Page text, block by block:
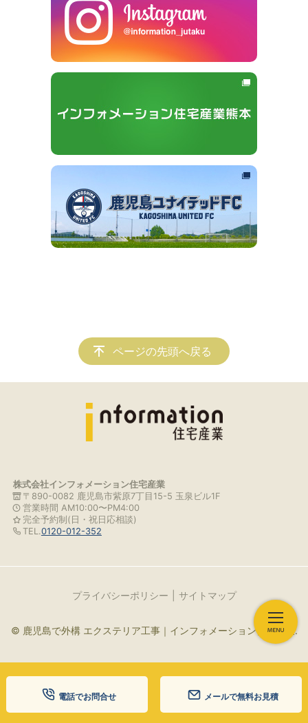
電話でお問合せ メールで無料お見積
ページの先頭へ戻る
株式会社インフォメーション住宅産業
〒890-0082 鹿児島市紫原7丁目15-5 玉泉ビル1F
営業時間 AM10:00〜PM4:00
完全予約制(日・祝日応相談)
TEL.0120-012-352
プライバシーポリシー サイトマップ
© 鹿児島で外構 エクステリア工事｜インフォメーション住宅産業.